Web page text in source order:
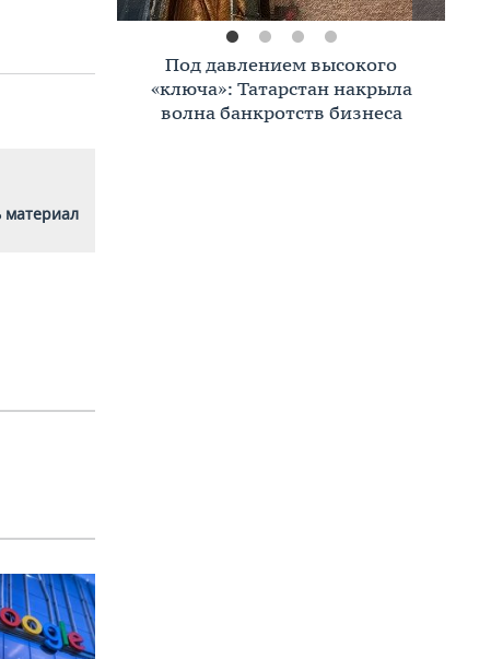
материал
Премиальное жилье в Казани:
тренды, критерии, покупатели в
2026 году